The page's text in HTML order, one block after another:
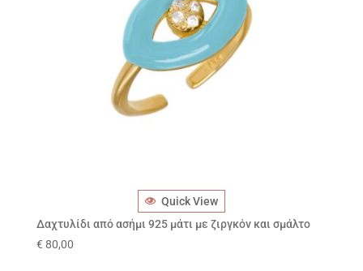
Quick View
Δαχτυλίδι από ασήμι 925 μάτι με ζιργκόν και σμάλτο
€ 80,00